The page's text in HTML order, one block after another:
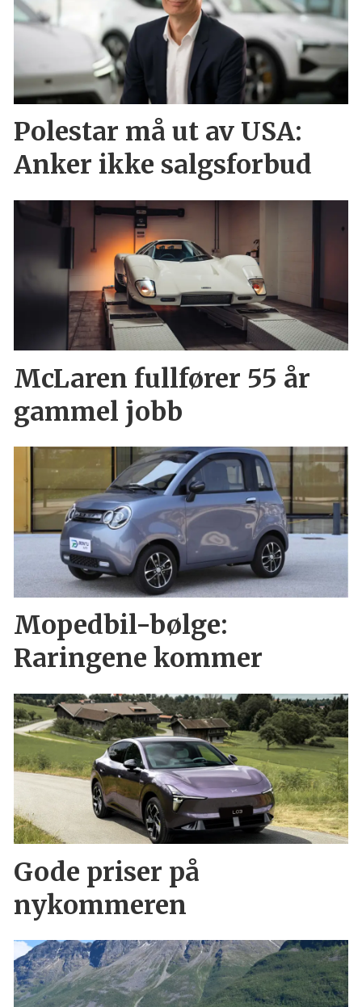
Polestar må ut av USA:
Anker ikke salgsforbud
McLaren fullfører 55 år
gammel jobb
Mopedbil-bølge:
Raringene kommer
Gode priser på
nykommeren